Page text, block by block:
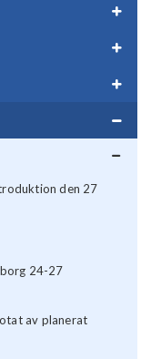
den 27
24-27
av planerat